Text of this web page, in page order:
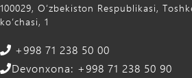
100029, Oʻzbekiston Respublikasi,
ko‘chasi, 1
+998 71 238 50 00
Devonxona: +998 71 238 50 90